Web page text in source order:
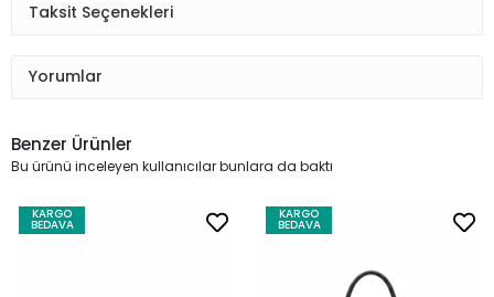
Taksit Seçenekleri
Yorumlar
Benzer Ürünler
Bu ürünü inceleyen kullanıcılar bunlara da baktı
KARGO
BEDAVA
KARGO
BEDAVA